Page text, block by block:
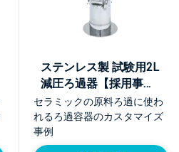
ステンレス製 試験用2L
減圧ろ過器【採用事
例】
セラミックの原料ろ過に使わ
れるろ過容器のカスタマイズ
事例